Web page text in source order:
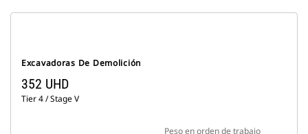
Excavadoras De Demolición
352 UHD
Tier 4 / Stage V
Peso en orden de trabajo